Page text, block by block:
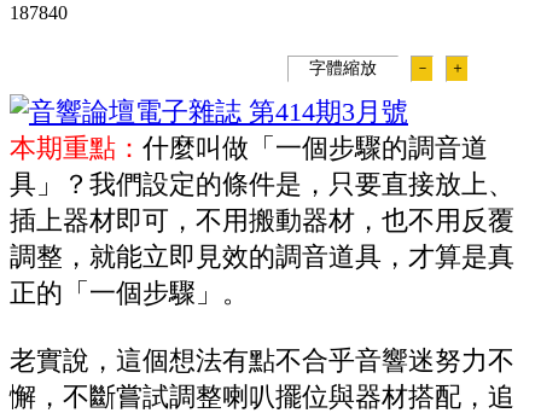
187840
字體縮放 － ＋
本期重點： 什麼叫做「一個步驟的調音道
具」？我們設定的條件是，只要直接放上、
插上器材即可，不用搬動器材，也不用反覆
調整，就能立即見效的調音道具，才算是真
正的「一個步驟」。
老實說，這個想法有點不合乎音響迷努力不
懈，不斷嘗試調整喇叭擺位與器材搭配，追